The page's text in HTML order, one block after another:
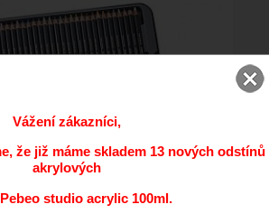
Vážení zákazníci,
že již máme skladem 13 nových odstínů
akrylových
studio acrylic 100ml.